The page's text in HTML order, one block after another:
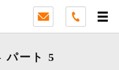
パート 5